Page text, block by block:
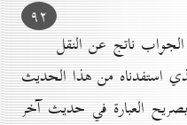
۹۲
ناتج عن النقل
استفدناه من هذا الحديث
العبارة في حديث آخر